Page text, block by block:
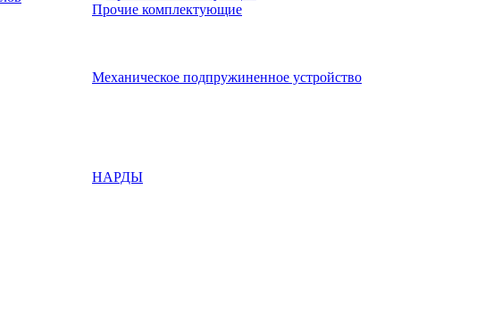
Прочие комплектующие
Механическое подпружиненное устройство
НАРДЫ